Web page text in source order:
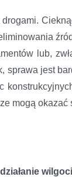
lub,
sprawa jest
mogą okazać
wilgoci